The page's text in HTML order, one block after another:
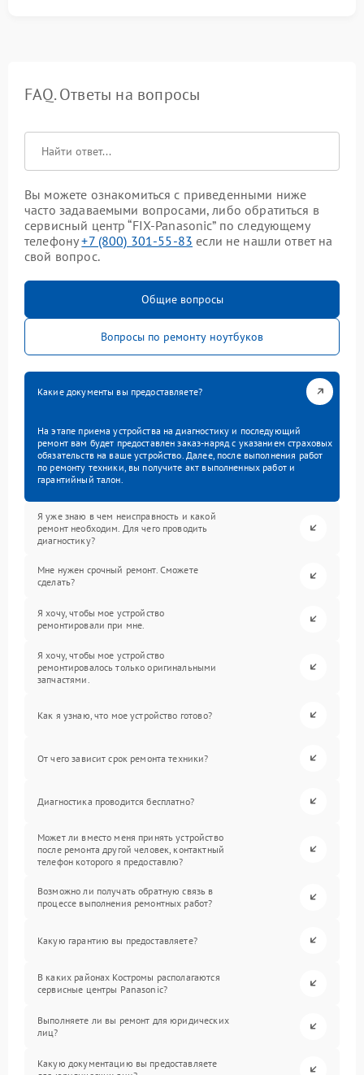
FAQ. Ответы на вопросы
Вы можете ознакомиться с приведенными ниже
часто задаваемыми вопросами, либо обратиться в
сервисный центр “FIX-Panasonic” по следующему
телефону+7 (800) 301-55-83 если не нашли ответ на
свой вопрос.
Общие вопросы
Вопросы по ремонту ноутбуков
Какие документы вы предоставляете?
На этапе приема устройства на диагностику и последующий
ремонт вам будет предоставлен заказ-наряд с указанием страховых
обязательств на ваше устройство. Далее, после выполнения работ
по ремонту техники, вы получите акт выполненных работ и
гарантийный талон.
Я уже знаю в чем неисправность и какой
ремонт необходим. Для чего проводить
диагностику?
Мне нужен срочный ремонт. Сможете
сделать?
Я хочу, чтобы мое устройство
ремонтировали при мне.
Я хочу, чтобы мое устройство
ремонтировалось только оригинальными
запчастями.
Как я узнаю, что мое устройство готово?
От чего зависит срок ремонта техники?
Диагностика проводится бесплатно?
Может ли вместо меня принять устройство
после ремонта другой человек, контактный
телефон которого я предоставлю?
Возможно ли получать обратную связь в
процессе выполнения ремонтных работ?
Какую гарантию вы предоставляете?
В каких районах Костромы располагаются
сервисные центры Panasonic?
Выполняете ли вы ремонт для юридических
лиц?
Какую документацию вы предоставляете